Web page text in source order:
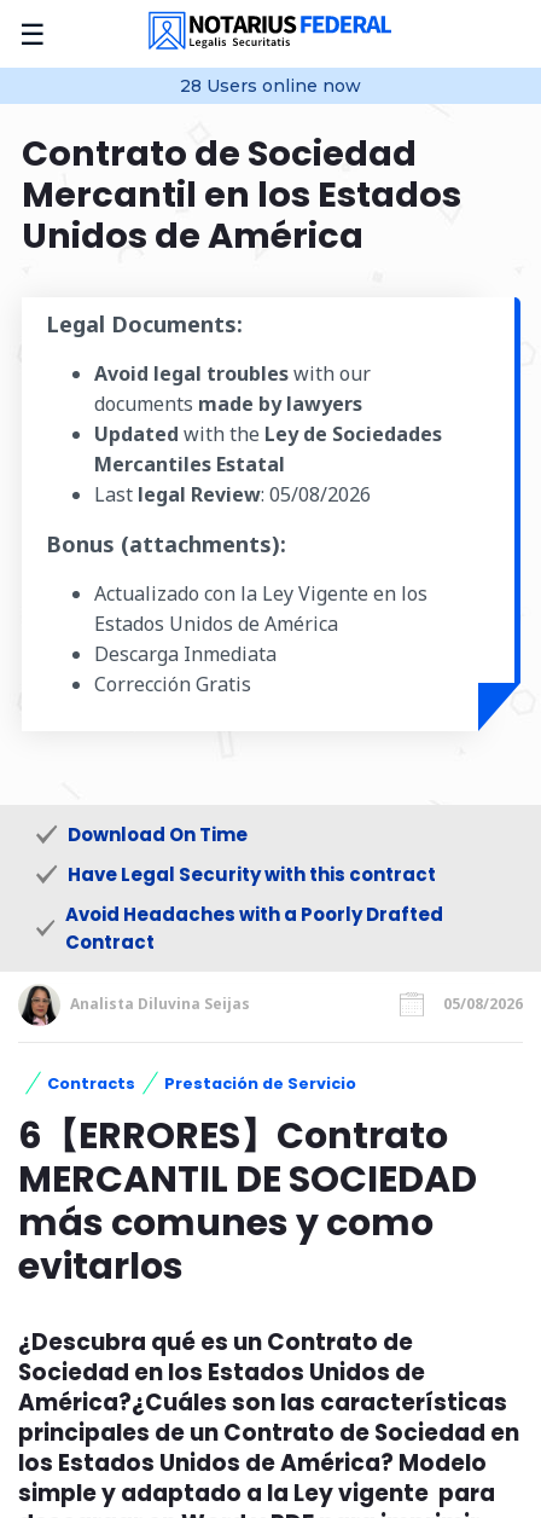
☰
28 Users online now
Contrato de Sociedad
Mercantil en los Estados
Unidos de América
Legal Documents:
Avoid legal troubleswith our
documents made by lawyers
Updated with the Ley de Sociedades
Mercantiles Estatal
Last legal Review: 05/08/2026
Bonus (attachments):
Actualizado con la Ley Vigente en los
Estados Unidos de América
Descarga Inmediata
Corrección Gratis
Download On Time
Have Legal Security with this contract
Avoid Headaches with a Poorly Drafted
Contract
Analista Diluvina Seijas 05/08/2026
Contracts Prestación de Servicio
6【ERRORES】Contrato
MERCANTIL DE SOCIEDAD
más comunes y como
evitarlos
¿Descubra qué es un Contrato de
Sociedad en los Estados Unidos de
América?¿Cuáles son las características
principales de un Contrato de Sociedad en
los Estados Unidos de América? Modelo
simple y adaptado a la Ley vigente para